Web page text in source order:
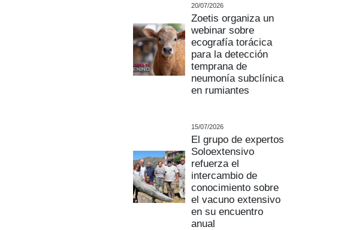
20/07/2026
Zoetis organiza un
webinar sobre
ecografía torácica
para la detección
temprana de
neumonía subclínica
en rumiantes
15/07/2026
El grupo de expertos
Soloextensivo
refuerza el
intercambio de
conocimiento sobre
el vacuno extensivo
en su encuentro
anual